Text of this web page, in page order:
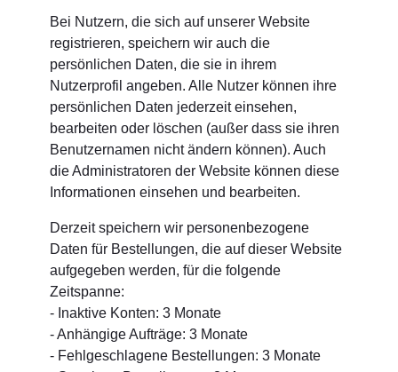
Bei Nutzern, die sich auf unserer Website
registrieren, speichern wir auch die
persönlichen Daten, die sie in ihrem
Nutzerprofil angeben. Alle Nutzer können ihre
persönlichen Daten jederzeit einsehen,
bearbeiten oder löschen (außer dass sie ihren
Benutzernamen nicht ändern können). Auch
die Administratoren der Website können diese
Informationen einsehen und bearbeiten.
Derzeit speichern wir personenbezogene
Daten für Bestellungen, die auf dieser Website
aufgegeben werden, für die folgende
Zeitspanne:
- Inaktive Konten: 3 Monate
- Anhängige Aufträge: 3 Monate
- Fehlgeschlagene Bestellungen: 3 Monate